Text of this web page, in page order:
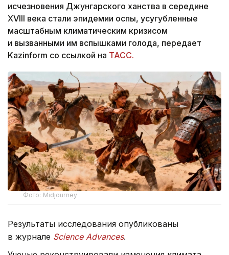
исчезновения Джунгарского ханства в середине
XVIII века стали эпидемии оспы, усугубленные
масштабным климатическим кризисом
и вызванными им вспышками голода, передает
Kazinform со ссылкой на ТАСС.
Фото: Midjourney
Результаты исследования опубликованы
в журнале Science Advances.